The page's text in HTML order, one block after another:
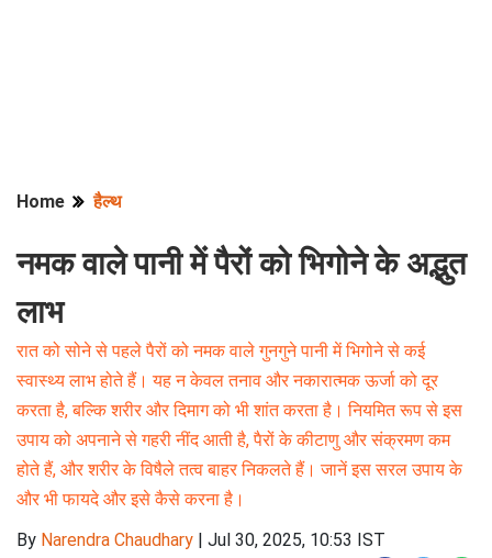
Home हैल्थ
नमक वाले पानी में पैरों को भिगोने के अद्भुत
लाभ
रात को सोने से पहले पैरों को नमक वाले गुनगुने पानी में भिगोने से कई
स्वास्थ्य लाभ होते हैं। यह न केवल तनाव और नकारात्मक ऊर्जा को दूर
करता है, बल्कि शरीर और दिमाग को भी शांत करता है। नियमित रूप से इस
उपाय को अपनाने से गहरी नींद आती है, पैरों के कीटाणु और संक्रमण कम
होते हैं, और शरीर के विषैले तत्व बाहर निकलते हैं। जानें इस सरल उपाय के
और भी फायदे और इसे कैसे करना है।
By Narendra Chaudhary | Jul 30, 2025, 10:53 IST